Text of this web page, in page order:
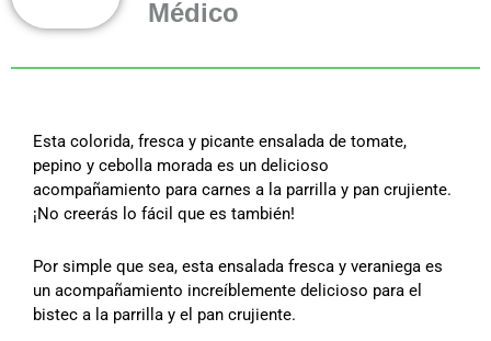
Médico
Esta colorida, fresca y picante ensalada de tomate,
pepino y cebolla morada es un delicioso
acompañamiento para carnes a la parrilla y pan crujiente.
¡No creerás lo fácil que es también!
Por simple que sea, esta ensalada fresca y veraniega es
un acompañamiento increíblemente delicioso para el
bistec a la parrilla y el pan crujiente.